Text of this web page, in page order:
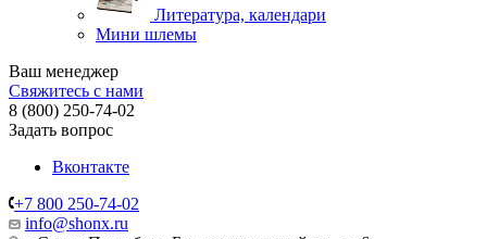
Литература, календари
Мини шлемы
Ваш менеджер
Свяжитесь с нами
8 (800) 250-74-02
Задать вопрос
Вконтакте
+7 800 250-74-02
info@shonx.ru